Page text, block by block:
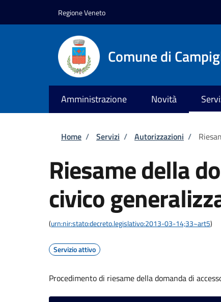
Regione Veneto
Comune di
Amministrazione Novità
Briciole di pane
Home / Servizi / Autorizzazioni /
Riesame della
civico
(urn:nir:stato:decreto.legislativo:2013-03-14;33~art5)
Servizio attivo
Procedimento di riesame della domanda di